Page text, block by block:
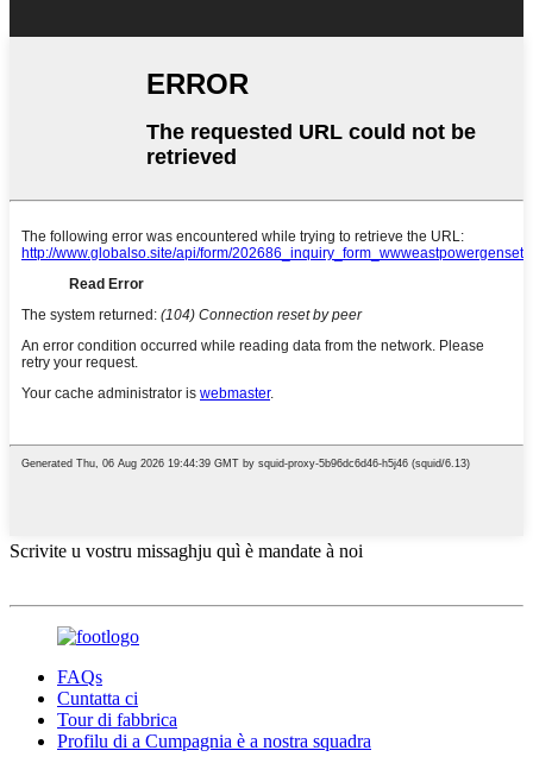
Scrivite u vostru missaghju quì è mandate à noi
FAQs
Cuntatta ci
Tour di fabbrica
Profilu di a Cumpagnia è a nostra squadra